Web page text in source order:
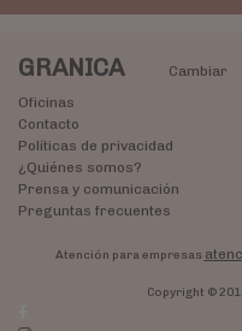
GRANICA
Cambiar
Oficinas
Contacto
Políticas de privacidad
¿Quiénes somos?
Prensa y comunicación
Preguntas frecuentes
Atención para empresas
Copyright ©